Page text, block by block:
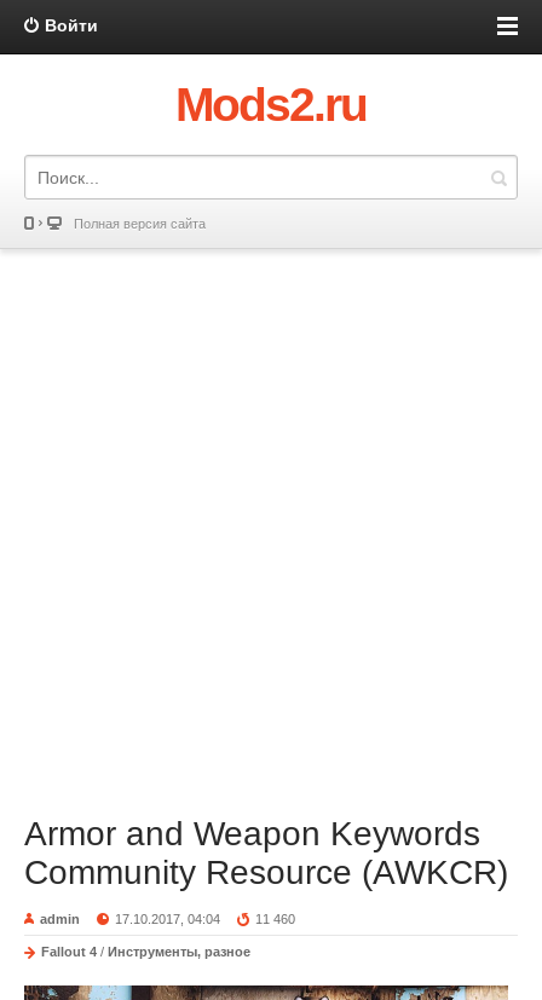
Войти
Mods2.ru
Полная версия сайта
Armor and Weapon Keywords
Community Resource (AWKCR)
admin 17.10.2017, 04:04 11 460
Fallout 4 / Инструменты, разное